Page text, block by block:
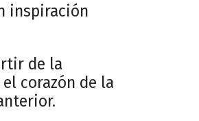
inspiración
de la
corazón de la